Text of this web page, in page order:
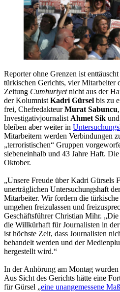
Reporter ohne Grenzen ist
türkischen Gerichts, vier Mitarbeiter
Zeitung Cumhuriyetnicht aus der
der KolumnistKadri Gürsel bis zu
frei, ChefredakteurMurat Sabuncu
InvestigativjournalistAhmet Sik
bleiben aber weiter in
Mitarbeitern werden Verbindungen
„terroristischen“ Gruppen
siebeneinhalb und 43 Jahre Haft.
Oktober.
„Unsere Freude über Kadri Gürsels
unerträglichen Untersuchungshaft
Mitarbeiter. Wir fordern die
umgehen freizulassen und
Geschäftsführer Christian Mihr.
die Willkürhaft für Journalisten in
ist höchste Zeit, dass Journalisten
behandelt werden und der
hergestellt wird.“
In der Anhörung am Montag wurden
Aus Sicht des Gerichts hätte eine
für Gürsel „eine unangemessene